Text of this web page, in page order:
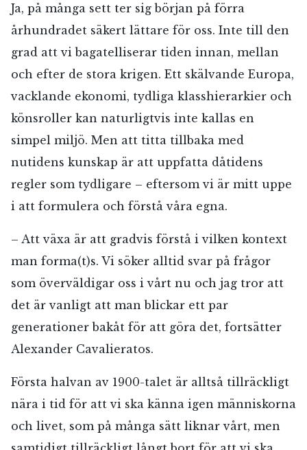
Ja, på många sett ter sig början på förra
århundradet säkert lättare för oss. Inte till den
grad att vi bagatelliserar tiden innan, mellan
och efter de stora krigen. Ett skälvande Europa,
vacklande ekonomi, tydliga klasshierarkier och
könsroller kan naturligtvis inte kallas en
simpel miljö. Men att titta tillbaka med
nutidens kunskap är att uppfatta dåtidens
regler som tydligare – eftersom vi är mitt uppe
i att formulera och förstå våra egna.
– Att växa är att gradvis förstå i vilken kontext
man forma(t)s. Vi söker alltid svar på frågor
som överväldigar oss i vårt nu och jag tror att
det är vanligt att man blickar ett par
generationer bakåt för att göra det, fortsätter
Alexander Cavalieratos.
Första halvan av 1900-talet är alltså tillräckligt
nära i tid för att vi ska känna igen människorna
och livet, som på många sätt liknar vårt, men